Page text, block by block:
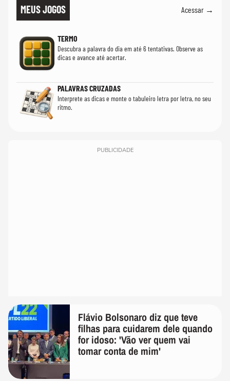
MEUS JOGOS Acessar →
TERMO
Descubra a palavra do dia em até 6 tentativas. Observe as
dicas e avance até acertar.
PALAVRAS CRUZADAS
Interprete as dicas e monte o tabuleiro letra por letra, no seu
ritmo.
PUBLICIDADE
Flávio Bolsonaro diz que teve
filhas para cuidarem dele quando
for idoso: 'Vão ver quem vai
tomar conta de mim'